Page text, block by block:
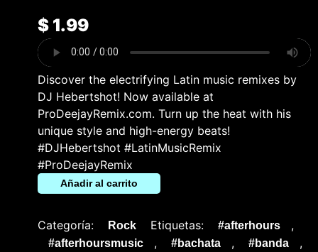
$1.99
Discover the electrifying Latin music remixes by
DJ Hebertshot! Now available at
ProDeejayRemix.com. Turn up the heat with his
unique style and high-energy beats!
#DJHebertshot #LatinMusicRemix
#ProDeejayRemix
Añadir al carrito
Categoría: Rock Etiquetas: #afterhours ,
#afterhoursmusic , #bachata , #banda ,